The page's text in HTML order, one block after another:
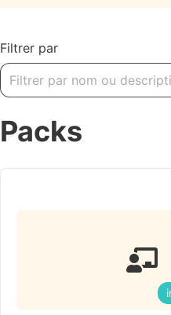
Filtrer par
Packs